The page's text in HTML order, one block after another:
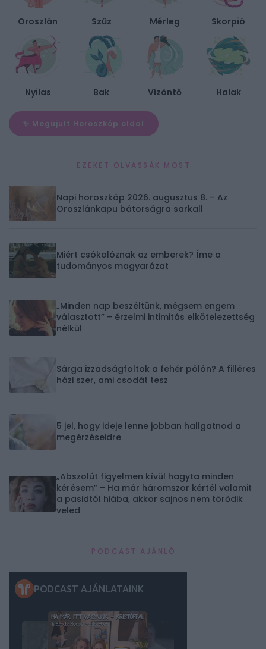
Oroszlán Szűz Mérleg Skorpió
Nyilas Bak Vízöntő Halak
✨ Megújult Horoszkóp oldal
EZEKET OLVASSÁK MOST
Napi horoszkóp 2026. augusztus 8. – Az
Oroszlánkapu bátorságra sarkall
Miért csókolóznak az emberek? Íme a
tudományos magyarázat
„Minden nap beszéltünk, mégsem engem
választott” – érzelmi intimitás elkötelezettség
nélkül
Sárga izzadságfoltok a fehér pólón? A filléres
házi szer, ami csodát tesz
5 jel, hogy ideje lenne jobban hallgatnod a
megérzéseidre
„Abszolút figyelmen kívül hagyta minden
kérésem” – Ha már háromszor kértél valamit
a pasidtól hiába, akkor sajnos nem törődik
veled
PODCAST AJÁNLÓ